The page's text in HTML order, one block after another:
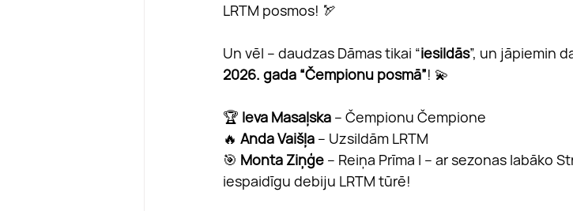
LRTM posmos! 🏹
Un vēl – daudzas Dāmas tikai “iesildās”, un jāpiemin
2026. gada “Čempionu posmā”! 💫
🏆 Ieva Masaļska – Čempionu Čempione
🔥 Anda Vaišļa – Uzsildām LRTM
🎯 Monta Ziņģe – Reiņa Prīma I – ar sezonas labāko
iespaidīgu debiju LRTM tūrē!